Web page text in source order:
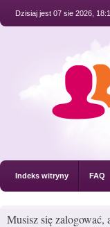
Dzisiaj jest 07 sie 2026,
Indeks witryny FAQ
Musisz się zalogować,